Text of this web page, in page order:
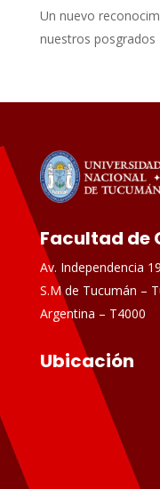
Un nuevo
nuestros posgrados
Facultad de
Av. Independencia
S.M de Tucumán –
Argentina – T4000
Ubicación